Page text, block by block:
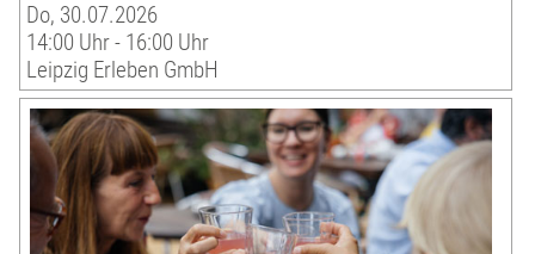
Do, 30.07.2026
14:00 Uhr - 16:00 Uhr
Leipzig Erleben GmbH